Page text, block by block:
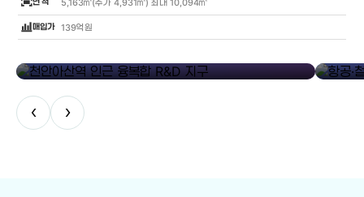
면 적 5,163㎡(추가 4,931㎡) 최대 10,094㎡
bar_chart_4_bars매입가 139억원
‹ ›